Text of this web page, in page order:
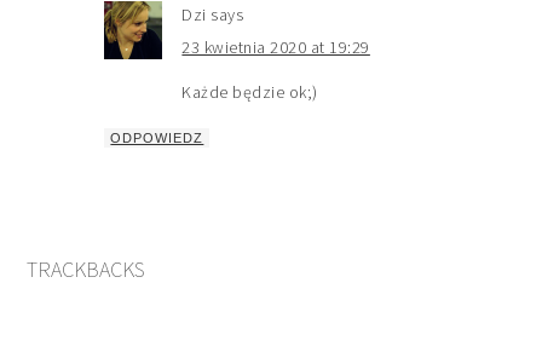
Dzi says
23 kwietnia 2020 at 19:29
Każde będzie ok;)
ODPOWIEDZ
TRACKBACKS